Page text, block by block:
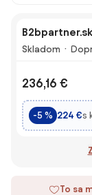
B2bpartner.sk
Skladom
236,16 €
-5 % 224 €s
To sa